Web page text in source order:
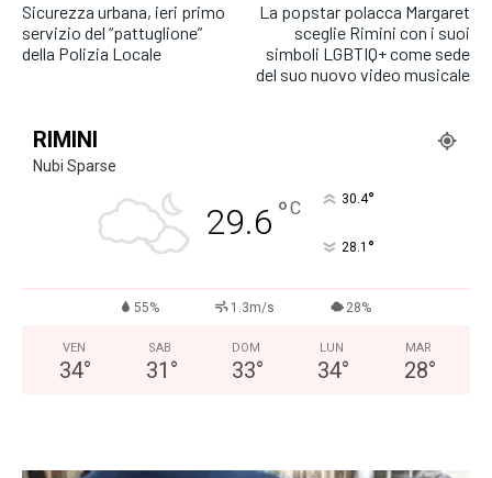
Sicurezza urbana, ieri primo
servizio del “pattuglione”
della Polizia Locale
La popstar polacca Margaret
sceglie Rimini con i suoi
simboli LGBTIQ+ come sede
del suo nuovo video musicale
RIMINI
Nubi Sparse
29.6 °C 30.4°
28.1 °
55% 1.3m/s 28%
VEN
34°
SAB
31 °
DOM
33°
LUN
34°
MAR
28°